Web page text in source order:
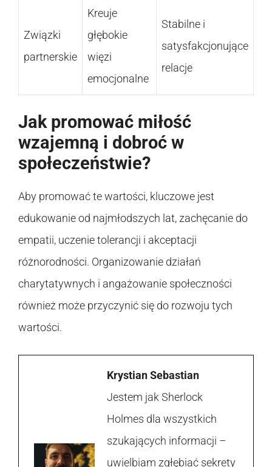
Związki
partnerskie
Kreuje
głębokie
więzi
emocjonalne
Stabilne i
satysfakcjonujące
relacje
Jak promować miłość
wzajemną i dobroć w
społeczeństwie?
Aby promować te wartości, kluczowe jest
edukowanie od najmłodszych lat, zachęcanie do
empatii, uczenie tolerancji i akceptacji
różnorodności. Organizowanie działań
charytatywnych i angażowanie społeczności
również może przyczynić się do rozwoju tych
wartości.
Krystian Sebastian
Jestem jak Sherlock
Holmes dla wszystkich
szukających informacji –
uwielbiam zgłębiać sekrety